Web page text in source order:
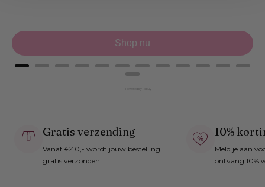
Shop nu
Gratis verzending
Vanaf €40,- wordt jouw bestelling
gratis verzonden.
10%
Meld je aan
ontvang 10%